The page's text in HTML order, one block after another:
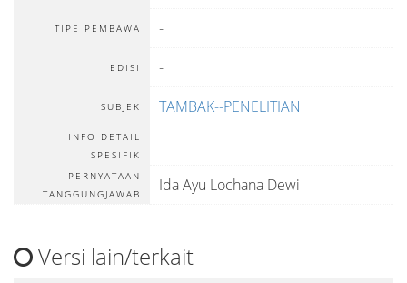
TIPE PEMBAWA -
EDISI -
SUBJEK TAMBAK--PENELITIAN
INFO DETAIL
SPESIFIK
-
PERNYATAAN
TANGGUNGJAWAB
Ida Ayu Lochana Dewi
Versi lain/terkait